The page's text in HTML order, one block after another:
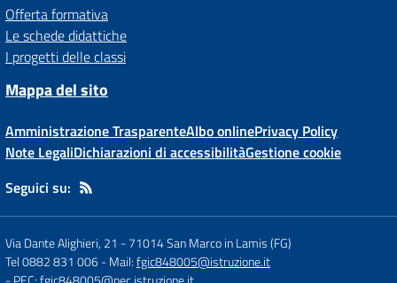
Offerta formativa
Le schede didattiche
I progetti delle classi
Mappa del sito
Amministrazione TrasparenteAlbo onlinePrivacy Policy
Note LegaliDichiarazioni di accessibilitàGestione cookie
Seguici su:
Via Dante Alighieri, 21 -71014 San Marco in Lamis (FG)
Tel 0882 831 006- Mail:fgic848005@istruzione.it